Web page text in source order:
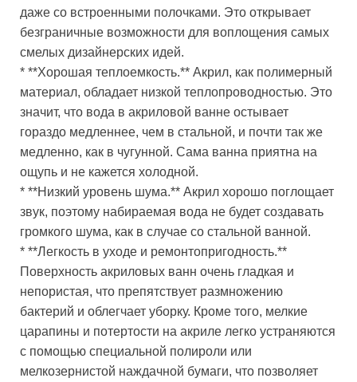
даже со встроенными полочками. Это открывает
безграничные возможности для воплощения самых
смелых дизайнерских идей.
* **Хорошая теплоемкость.** Акрил, как полимерный
материал, обладает низкой теплопроводностью. Это
значит, что вода в акриловой ванне остывает
гораздо медленнее, чем в стальной, и почти так же
медленно, как в чугунной. Сама ванна приятна на
ощупь и не кажется холодной.
* **Низкий уровень шума.** Акрил хорошо поглощает
звук, поэтому набираемая вода не будет создавать
громкого шума, как в случае со стальной ванной.
* **Легкость в уходе и ремонтопригодность.**
Поверхность акриловых ванн очень гладкая и
непористая, что препятствует размножению
бактерий и облегчает уборку. Кроме того, мелкие
царапины и потертости на акриле легко устраняются
с помощью специальной полироли или
мелкозернистой наждачной бумаги, что позволяет